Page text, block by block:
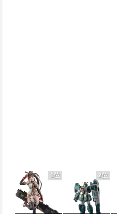
1位 2位